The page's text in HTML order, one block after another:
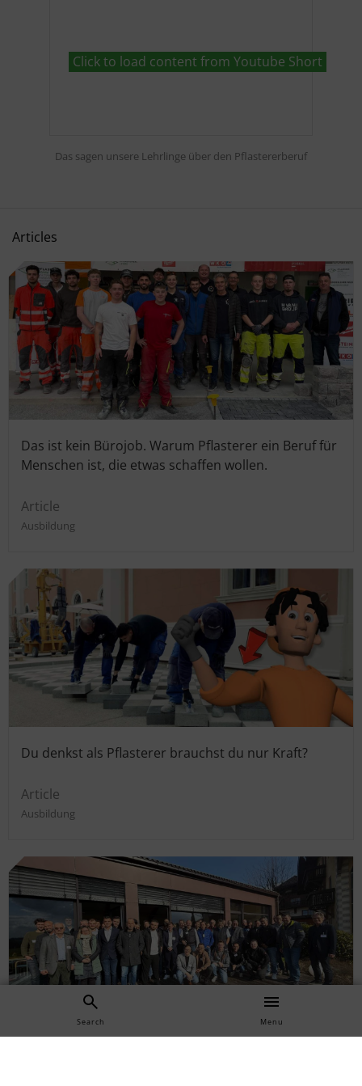
Search Menu
Click to load content from Youtube Short
Das sagen unsere Lehrlinge über den Pflastererberuf
Articles
Das ist kein Bürojob. Warum Pflasterer ein Beruf für
Menschen ist, die etwas schaffen wollen.
Article
Ausbildung
Du denkst als Pflasterer brauchst du nur Kraft?
Article
Ausbildung
3. Österreichischer Pflasterertag